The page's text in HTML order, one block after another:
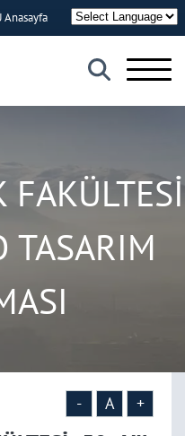
×
Anasayfa
TASARIM
- A +